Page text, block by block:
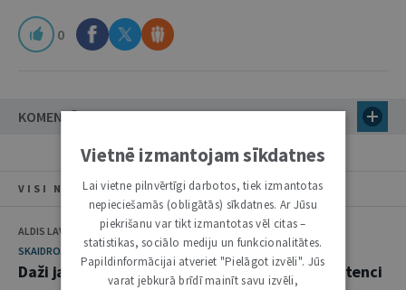
0
KOMENTĀRI
VISI NUMURA RAKSTI
ALDIS LAVIŅŠ
SKAIDROJUMI. VIEDOKĻI
Daži jautājumi par kasācijas instances kompetenci
Vietnē izmantojam sīkdatnes
Lai vietne pilnvērtīgi darbotos, tiek izmantotas
nepieciešamās (obligātās) sīkdatnes. Ar Jūsu
piekrišanu var tikt izmantotas vēl citas –
statistikas, sociālo mediju un funkcionalitātes.
Papildinformācijai atveriet "Pielāgot izvēli". Jūs
varat jebkurā brīdī mainīt savu izvēli,